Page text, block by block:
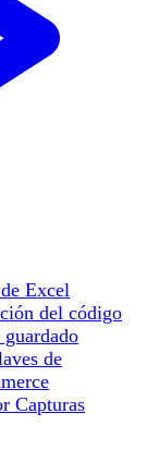
Excel
del código
de
Capturas